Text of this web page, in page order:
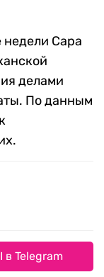
недели Сара
делами
По данным
в Telegram